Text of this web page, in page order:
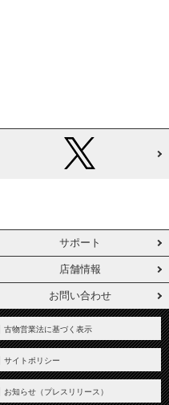
サポート
店舗情報
お問い合わせ
古物営業法に基づく表示
サイトポリシー
お知らせ（プレスリリース）